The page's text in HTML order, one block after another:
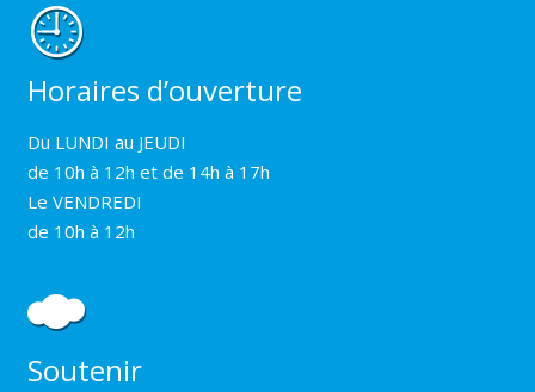
Horaires d’ouverture
Du LUNDI au JEUDI
de 10h à 12h et de 14h à 17h
Le VENDREDI
de 10h à 12h
Soutenir